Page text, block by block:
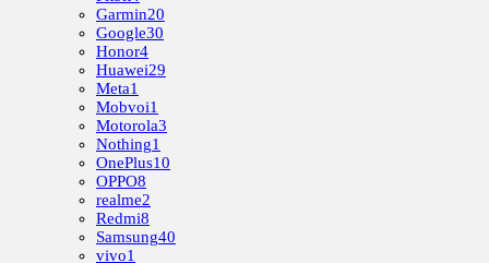
Garmin20
Google30
Honor4
Huawei29
Meta1
Mobvoi1
Motorola3
Nothing1
OnePlus10
OPPO8
realme2
Redmi8
Samsung40
vivo1